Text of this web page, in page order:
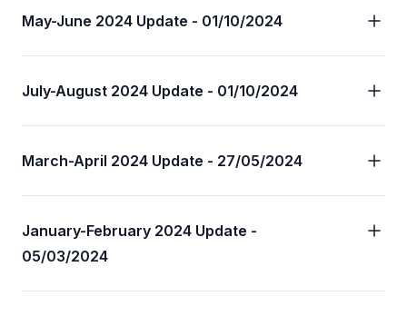
May-June 2024 Update - 01/10/2024
July-August 2024 Update - 01/10/2024
March-April 2024 Update - 27/05/2024
January-February 2024 Update -
05/03/2024